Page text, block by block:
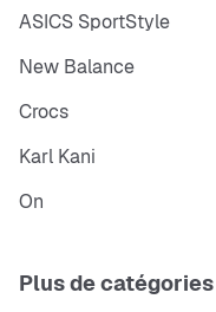
ASICS SportStyle
New Balance
Crocs
Karl Kani
On
Plus de catégories